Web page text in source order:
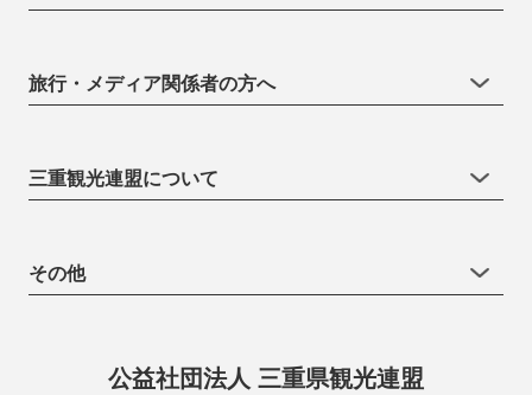
旅行・メディア関係者の方へ
三重観光連盟について
その他
公益社団法人 三重県観光連盟